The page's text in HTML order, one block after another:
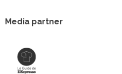
Media partner